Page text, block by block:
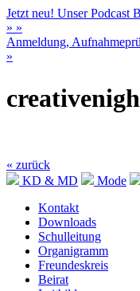
Jetzt neu! Unser
» »
Anmeldung,
»
« zurück
KD & MD
Mode
Kontakt
Downloads
Schulleitung
Organigramm
Freundeskreis
Beirat